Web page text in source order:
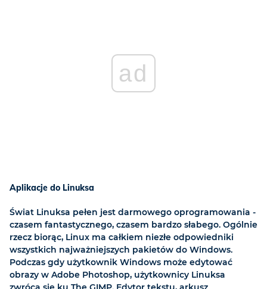
ad
Aplikacje do Linuksa
Świat Linuksa pełen jest darmowego oprogramowania -
czasem fantastycznego, czasem bardzo słabego. Ogólnie
rzecz biorąc, Linux ma całkiem niezłe odpowiedniki
wszystkich najważniejszych pakietów do Windows.
Podczas gdy użytkownik Windows może edytować
obrazy w Adobe Photoshop, użytkownicy Linuksa